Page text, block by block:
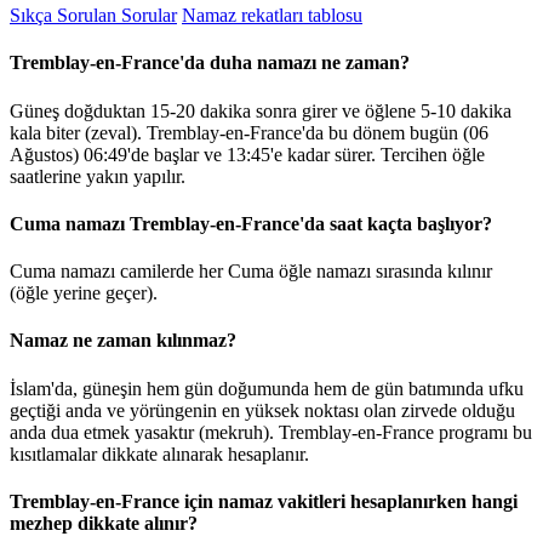
Sıkça Sorulan Sorular Namaz rekatları tablosu
Tremblay-en-France'da duha namazı ne zaman?
Güneş doğduktan 15-20 dakika sonra girer ve öğlene 5-10 dakika
kala biter (zeval). Tremblay-en-France'da bu dönem bugün (06
Ağustos) 06:49'de başlar ve 13:45'e kadar sürer. Tercihen öğle
saatlerine yakın yapılır.
Cuma namazı Tremblay-en-France'da saat kaçta başlıyor?
Cuma namazı camilerde her Cuma öğle namazı sırasında kılınır
(öğle yerine geçer).
Namaz ne zaman kılınmaz?
İslam'da, güneşin hem gün doğumunda hem de gün batımında ufku
geçtiği anda ve yörüngenin en yüksek noktası olan zirvede olduğu
anda dua etmek yasaktır (mekruh). Tremblay-en-France programı bu
kısıtlamalar dikkate alınarak hesaplanır.
Tremblay-en-France için namaz vakitleri hesaplanırken hangi
mezhep dikkate alınır?